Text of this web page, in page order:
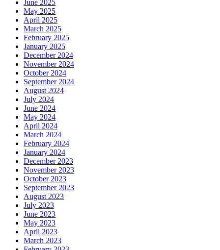
June 2025
May 2025
April 2025
March 2025
February 2025
January 2025
December 2024
November 2024
October 2024
September 2024
August 2024
July 2024
June 2024
May 2024
April 2024
March 2024
February 2024
January 2024
December 2023
November 2023
October 2023
September 2023
August 2023
July 2023
June 2023
May 2023
April 2023
March 2023